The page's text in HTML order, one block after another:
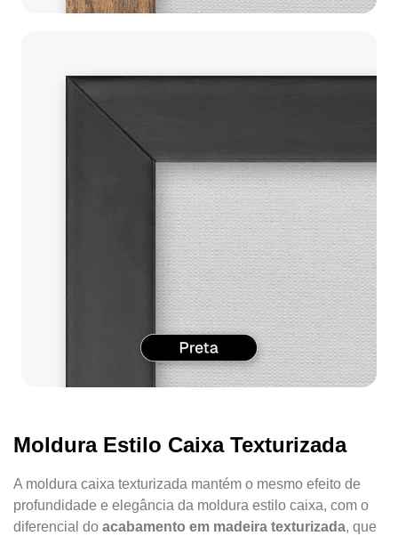
Moldura Estilo Caixa Texturizada
A moldura caixa texturizada mantém o mesmo efeito de
profundidade e elegância da moldura estilo caixa, com o
diferencial do acabamento em madeira texturizada, que